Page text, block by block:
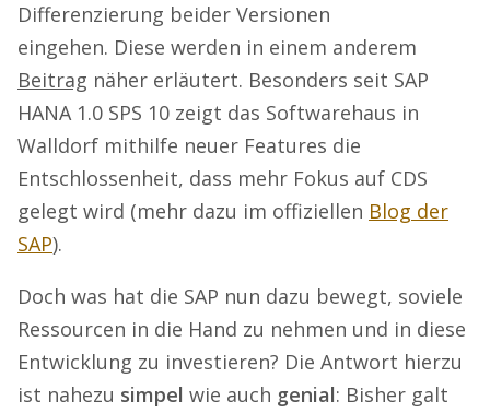
Differenzierung beider Versionen
eingehen. Diese werden in einem anderem
Beitrag näher erläutert. Besonders seit SAP
HANA 1.0 SPS 10 zeigt das Softwarehaus in
Walldorf mithilfe neuer Features die
Entschlossenheit, dass mehr Fokus auf CDS
gelegt wird (mehr dazu im offiziellen Blog der
SAP).
Doch was hat die SAP nun dazu bewegt, soviele
Ressourcen in die Hand zu nehmen und in diese
Entwicklung zu investieren? Die Antwort hierzu
ist nahezu simpel wie auch genial: Bisher galt